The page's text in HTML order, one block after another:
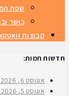
שפת
כושר
קבוצות
חדשות חמות:
אוגוסט 6, 2026
אוגוסט 5, 2026